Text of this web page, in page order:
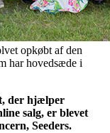
opkøbt af den
har hovedsæde i
der hjælper
salg, er blevet
Seeders.